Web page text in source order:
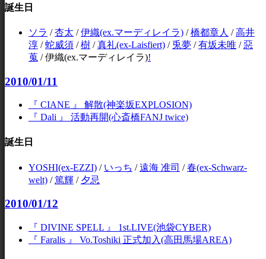
誕生日
ソラ /杏太 /伊織(ex.マーディレイラ) /橋都章人 /高井
淳 /蛇威須 /樹 /真礼(ex-Laisfiert) / 兎夢 /有坂未唯 /惡
蒐 /伊織(ex.マーディレイラ)!
2010/01/11
『 CIANE 』 解散(神楽坂EXPLOSION)
『 Dali 』 活動再開(心斎橋FANJ twice)
誕生日
YOSHI(ex-EZZI) / いっち /遠海 准司 /春(ex-Schwarz-
welt) /篤輝 / 夕忌
2010/01/12
『 DIVINE SPELL 』 1st.LIVE(池袋CYBER)
『 Faralis 』 Vo.Toshiki 正式加入(高田馬場AREA)